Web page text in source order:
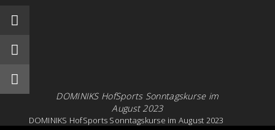
DOMINIKS HofSports Sonntagskurse im
August 2023
DOMINIKS HofSports Sonntagskurse im August 2023